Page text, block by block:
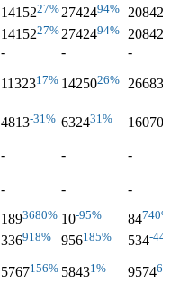
1415227%2742494% 20842
1415227%2742494% 20842
- -
-
1132317% 1425026% 26683
4813-31% 632431% 16070
- -
-
- -
-
1893680% 10-95% 84740%
336918% 956185% 534-
5767156% 58431% 9574